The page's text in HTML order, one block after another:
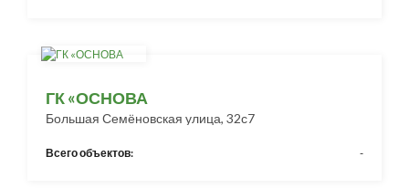
ГК «ОСНОВА
Большая Семёновская улица, 32с7
Всего объектов: -